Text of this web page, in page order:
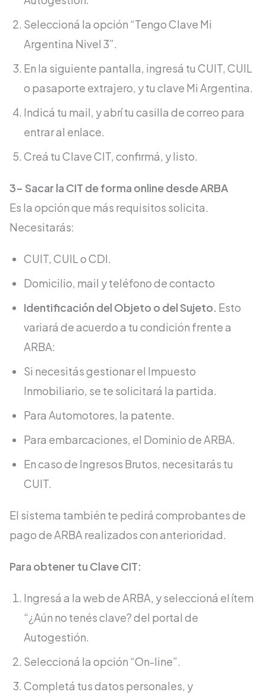
Seleccioná la opción “Tengo Clave Mi
Argentina Nivel 3”.
En la siguiente pantalla, ingresá tu CUIT, CUIL
o pasaporte extrajero, y tu clave Mi Argentina.
Indicá tu mail, y abrí tu casilla de correo para
entrar al enlace.
Creá tu Clave CIT, confirmá, y listo.
3- Sacar la CIT de forma online desde ARBA
Es la opción que más requisitos solicita.
Necesitarás:
CUIT, CUIL o CDI.
Domicilio, mail y teléfono de contacto
Identificación del Objeto o del Sujeto. Esto
variará de acuerdo a tu condición frente a
ARBA:
Si necesitás gestionar el Impuesto
Inmobiliario, se te solicitará la partida.
Para Automotores, la patente.
Para embarcaciones, el Dominio de ARBA.
En caso de Ingresos Brutos, necesitarás tu
CUIT.
El sistema también te pedirá comprobantes de
pago de ARBA realizados con anterioridad.
Para obtener tu Clave CIT:
Ingresá a la web de ARBA, y seleccioná el ítem
“¿Aún no tenés clave? del portal de
Autogestión.
Seleccioná la opción “On-line”.
Completá tus datos personales, y